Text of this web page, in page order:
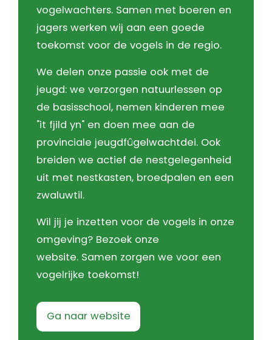
vogelwachters. Samen met boeren en
jagers werken wij aan een goede
toekomst voor de vogels in de regio.
We delen onze passie ook met de
jeugd: we verzorgen natuurlessen op
de basisschool, nemen kinderen mee
"it fjild yn" en doen mee aan de
provinciale jeugdfûgelwachtdei. Ook
breiden we actief de nestgelegenheid
uit met nestkasten, broedpalen en een
zwaluwtil.
Wil jij je inzetten voor de vogels in onze
omgeving? Bezoek onze
website. Samen zorgen we voor een
vogelrijke toekomst!
Ga naar website